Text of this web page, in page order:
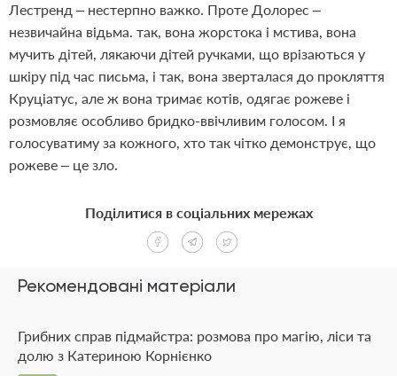
Лестренд – нестерпно важко. Проте Долорес –
незвичайна відьма. так, вона жорстока і мстива, вона
мучить дітей, лякаючи дітей ручками, що врізаються у
шкіру під час письма, і так, вона зверталася до прокляття
Круціатус, але ж вона тримає котів, одягає рожеве і
розмовляє особливо бридко-ввічливим голосом. І я
голосуватиму за кожного, хто так чітко демонструє, що
рожеве – це зло.
Рекомендовані матеріали
Грибних справ підмайстра: розмова про магію, ліси та
долю з Катериною Корнієнко
Поділитися в соціальних мережах